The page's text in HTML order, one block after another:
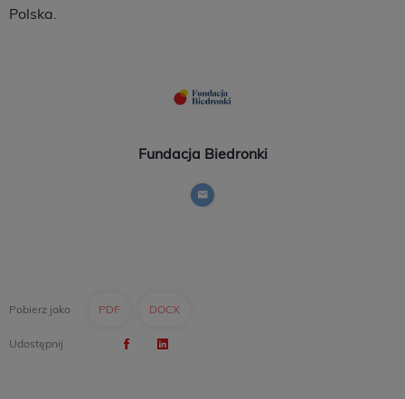
Polska.
Fundacja Biedronki
Pobierz jako PDF DOCX
Udostępnij